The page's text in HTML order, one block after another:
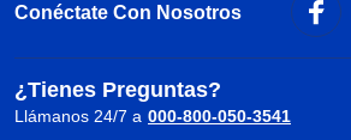
Conéctate Con Nosotros
¿Tienes Preguntas?
Llámanos 24/7 a 000-800-050-3541